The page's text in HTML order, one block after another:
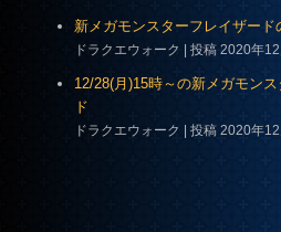
新メガモンスターフレイザード
ドラクエウォーク 投稿 2020年
12/28(月)15時～の新メガモン
ド
ドラクエウォーク 投稿 2020年